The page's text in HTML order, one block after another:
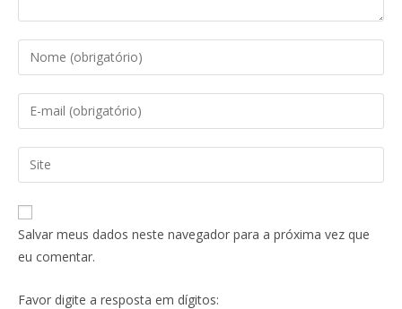
Salvar meus dados neste navegador para a próxima vez que
eu comentar.
Favor digite a resposta em dígitos: